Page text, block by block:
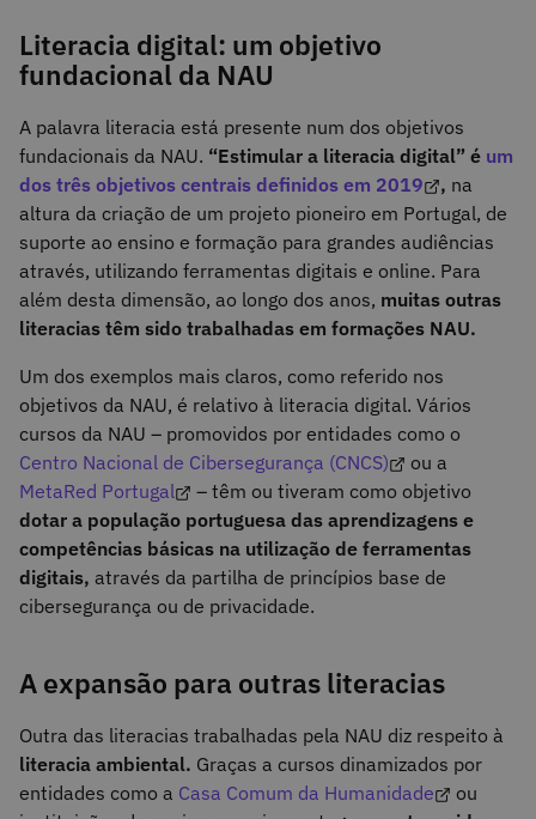
Literacia digital: um objetivo
fundacional da NAU
A palavra literacia está presente num dos objetivos
fundacionais da NAU. “Estimular a literacia digital” é um
dos três objetivos centrais definidos em 2019
, na
altura da criação de um projeto pioneiro em Portugal, de
suporte ao ensino e formação para grandes audiências
através, utilizando ferramentas digitais e online. Para
além desta dimensão, ao longo dos anos, muitas outras
literacias têm sido trabalhadas em formações NAU.
Um dos exemplos mais claros, como referido nos
objetivos da NAU, é relativo à literacia digital. Vários
cursos da NAU – promovidos por entidades como o
Centro Nacional de Cibersegurança (CNCS)
ou a
MetaRed Portugal
– têm ou tiveram como objetivo
dotar a população portuguesa das aprendizagens e
competências básicas na utilização de ferramentas
digitais, através da partilha de princípios base de
cibersegurança ou de privacidade.
A expansão para outras literacias
Outra das literacias trabalhadas pela NAU diz respeito à
literacia ambiental. Graças a cursos dinamizados por
entidades como a Casa Comum da Humanidade
ou